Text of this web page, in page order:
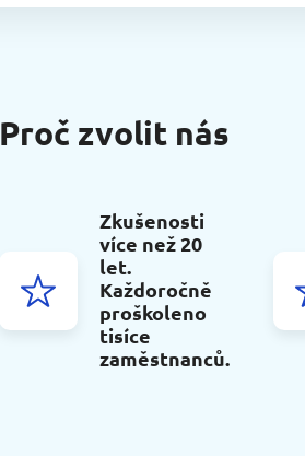
Proč zvolit nás
Zkušenosti
více než 20
let.
Každoročně
proškoleno
tisíce
zaměstnanců.